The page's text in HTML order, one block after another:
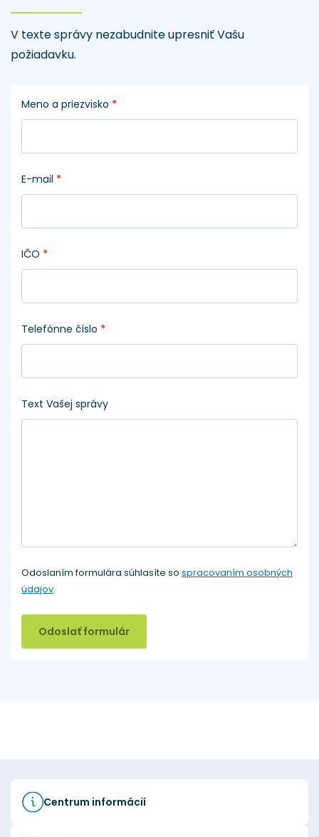
V texte správy nezabudnite upresniť Vašu
požiadavku.
Meno a priezvisko *
E-mail *
IČO *
Telefónne číslo *
Text Vašej správy
Odoslaním formulára súhlasíte so spracovaním osobných
údajov.
Odoslať formulár
Centrum informácií